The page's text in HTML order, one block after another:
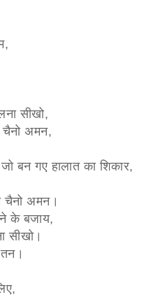
सीखो,
अमन,
बन गए हालात का शिकार,
अमन।
के बजाय,